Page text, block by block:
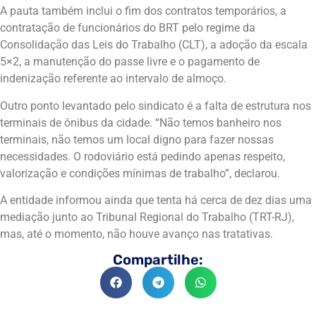
A pauta também inclui o fim dos contratos temporários, a
contratação de funcionários do BRT pelo regime da
Consolidação das Leis do Trabalho (CLT), a adoção da escala
5×2, a manutenção do passe livre e o pagamento de
indenização referente ao intervalo de almoço.
Outro ponto levantado pelo sindicato é a falta de estrutura nos
terminais de ônibus da cidade. “Não temos banheiro nos
terminais, não temos um local digno para fazer nossas
necessidades. O rodoviário está pedindo apenas respeito,
valorização e condições mínimas de trabalho”, declarou.
A entidade informou ainda que tenta há cerca de dez dias uma
mediação junto ao Tribunal Regional do Trabalho (TRT-RJ),
mas, até o momento, não houve avanço nas tratativas.
Compartilhe: